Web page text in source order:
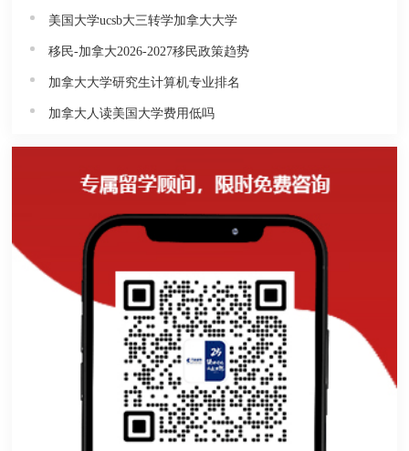
美国大学ucsb大三转学加拿大大学
移民-加拿大2026-2027移民政策趋势
加拿大大学研究生计算机专业排名
加拿大人读美国大学费用低吗